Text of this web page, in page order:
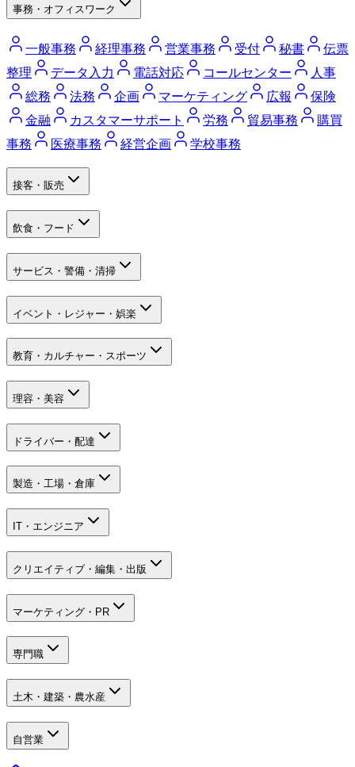
事務・オフィスワーク
一般事務 経理事務 営業事務 受付 秘書
伝票
整理
データ入力 電話対応 コールセンター
人事
総務
法務 企画 マーケティング 広報
保険
金融
カスタマーサポート 労務 貿易事務
購買
事務
医療事務 経営企画 学校事務
接客・販売
飲食・フード
サービス・警備・清掃
イベント・レジャー・娯楽
教育・カルチャー・スポーツ
理容・美容
ドライバー・配達
製造・工場・倉庫
IT・エンジニア
クリエイティブ・編集・出版
マーケティング・PR
専門職
土木・建築・農水産
自営業